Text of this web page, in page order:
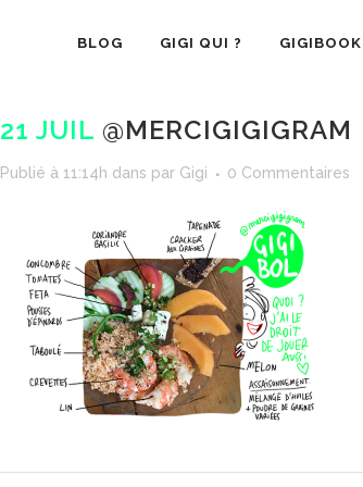
BLOG GIGI QUI ? GIGIBOOK
21 JUIL @MERCIGIGIGRAM
Publié à 11:14h dans par Gigi 0 Commentaires